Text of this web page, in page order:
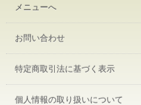
メニューへ
お問い合わせ
特定商取引法に基づく表示
個人情報の取り扱いについて